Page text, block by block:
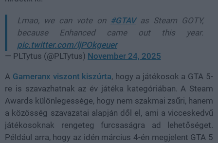
Lmao, we can vote on #GTAVas Steam GOTY,
because Enhanced came out this year.
pic.twitter.com/ljPOkgeuer
— PLTytus (@PLTytus) November 24, 2025
A Gameranx viszont kiszúrta, hogy a játékosok a GTA 5-
re is szavazhatnak az év játéka kategóriában. A Steam
Awards különlegessége, hogy nem szakmai zsűri, hanem
a közösség szavazatai alapján dől el, ami a vicceskedvű
játékosoknak rengeteg furcsaságra ad lehetőséget.
Például arra, hogy az idén március 4-én megjelent GTA 5